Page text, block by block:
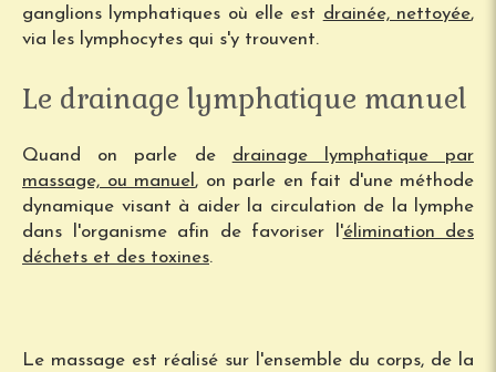
ganglions lymphatiques où elle est drainée, nettoyée,
via les lymphocytes qui s'y trouvent.
Le drainage lymphatique manuel
Quand on parle de drainage lymphatique par
massage, ou manuel, on parle en fait d'une méthode
dynamique visant à aider la circulation de la lymphe
dans l'organisme afin de favoriser l'élimination des
déchets et des toxines.
Le massage est réalisé sur l'ensemble du corps, de la